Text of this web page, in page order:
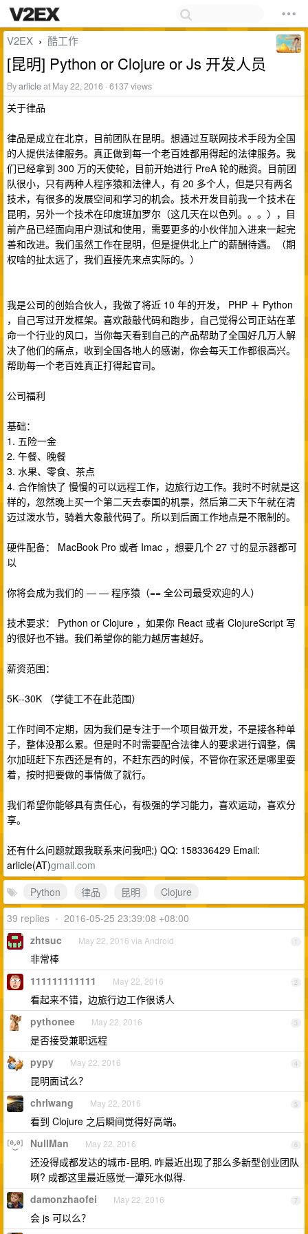
V2EX › 酷工作
[昆明] Python or Clojure or Js 开发人员
Byarlicleat May 22, 2016 · 6137 views
关于律品
律品是成立在北京，目前团队在昆明。想通过互联网技术手段为全国
的人提供法律服务。真正做到每一个老百姓都用得起的法律服务。我
们已经拿到 300 万的天使轮，目前开始进行 PreA 轮的融资。目前团
队很小，只有两种人程序猿和法律人，有 20 多个人，但是只有两名
技术，有很多的发展空间和学习的机会。技术开发目前我一个技术在
昆明，另外一个技术在印度班加罗尔（这几天在以色列。。。），目
前产品已经面向用户测试和使用，需要更多的小伙伴加入进来一起完
善和改进。我们虽然工作在昆明，但是提供北上广的薪酬待遇。（期
权啥的扯太远了，我们直接先来点实际的。）
我是公司的创始合伙人，我做了将近 10 年的开发， PHP ＋ Python
，自己写过开发框架。喜欢敲敲代码和跑步，自己觉得公司正站在革
命一个行业的风口，当你每天看到自己的产品帮助了全国好几万人解
决了他们的痛点，收到全国各地人的感谢，你会每天工作都很高兴。
帮助每一个老百姓真正打得起官司。
公司福利
基础：
1. 五险一金
2. 午餐、晚餐
3. 水果、零食、茶点
4. 合作愉快了 慢慢的可以远程工作，边旅行边工作。我时不时就是这
样的，忽然晚上买一个第二天去泰国的机票，然后第二天下午就在清
迈过泼水节，骑着大象敲代码了。所以到后面工作地点是不限制的。
硬件配备： MacBook Pro 或者 Imac ，想要几个 27 寸的显示器都可
以
你将会成为我们的 — — 程序猿（== 全公司最受欢迎的人）
技术要求： Python or Clojure ，如果你 React 或者 ClojureScript 写
的很好也不错。我们希望你的能力越厉害越好。
薪资范围：
5K--30K （学徒工不在此范围）
工作时间不定期，因为我们是专注于一个项目做开发，不是接各种单
子，整体没那么累。但是时不时需要配合法律人的要求进行调整，偶
尔加班赶下东西还是有的，不赶东西的时候，不管你在家还是哪里耍
着，按时把要做的事情做了就行。
我们希望你能够具有责任心，有极强的学习能力，喜欢运动，喜欢分
享。
还有什么问题就跟我联系来问我吧;) QQ: 158336429 Email:
arlicle(AT)gmail.com
Python
律品 昆明
Clojure
39 replies • 2016-05-25 23:39:08 +08:00
1
zhtsuc May 22, 2016 via Android
非常棒
2
111111111111 May 22, 2016
看起来不错，边旅行边工作很诱人
3
pythonee May 22, 2016
是否接受兼职远程
4
pypy May 22, 2016
昆明面试么？
5
chrlwang May 22, 2016
看到 Clojure 之后瞬间觉得好高端。
6
NullMan May 22, 2016
还没得成都发达的城市-昆明, 咋最近出现了那么多新型创业团队
咧? 成都这里最近感觉一潭死水似得.
7
damonzhaofei May 22, 2016
会 js 可以么？